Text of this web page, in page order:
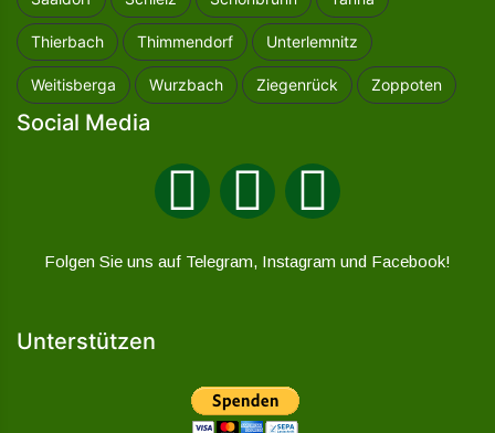
Thierbach Thimmendorf Unterlemnitz
Weitisberga Wurzbach Ziegenrück Zoppoten
Social Media
Folgen Sie uns auf Telegram, Instagram und Facebook!
Unterstützen